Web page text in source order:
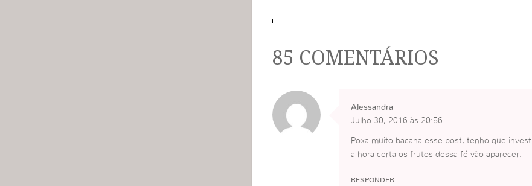
85 COMENTÁRIOS
Alessandra
Julho 30, 2016 às 20:56
Poxa muito bacana esse post, tenho que
a hora certa os frutos dessa fé vão aparecer.
RESPONDER